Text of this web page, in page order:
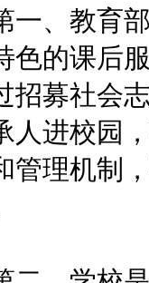
教育部
色的课后
招募社会
人进校园
管理机制